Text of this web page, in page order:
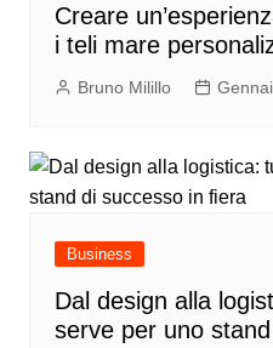
Creare
i teli mare
Bruno Milillo
Business
Dal design alla
serve per uno